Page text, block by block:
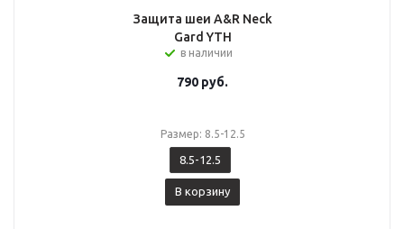
Защита шеи A&R Neck
Gard YTH
в наличии
790 руб.
Размер: 8.5-12.5
8.5-12.5
В корзину